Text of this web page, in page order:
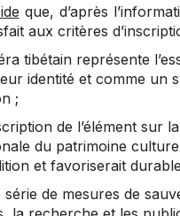
que, d’après
aux critères
tibétain représente
identité et comme un
;
de l’élément
du patrimoine
et favoriserait
série de mesures de